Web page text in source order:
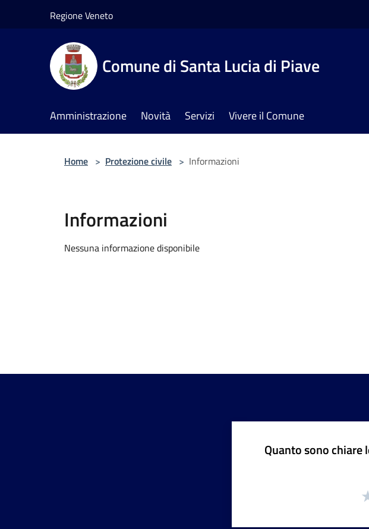
Regione Veneto
Comune di Santa Lucia di Piave
Amministrazione Novità Servizi Vivere il Comune
Home > Protezione civile > Informazioni
Informazioni
Nessuna informazione disponibile
Quanto sono chiare